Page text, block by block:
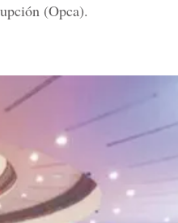
(Opca).